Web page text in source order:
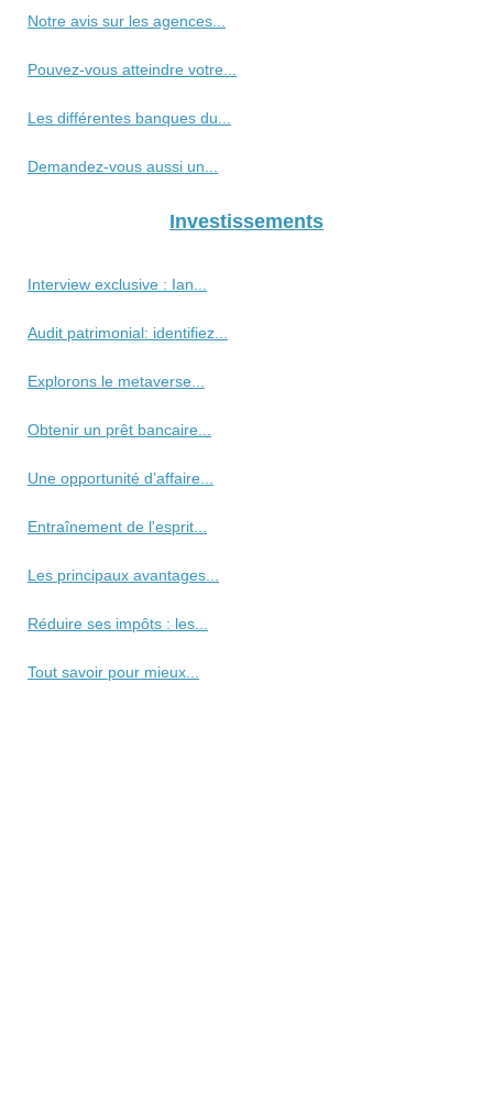
Notre avis sur les agences...
Pouvez-vous atteindre votre...
Les différentes banques du...
Demandez-vous aussi un...
Investissements
Interview exclusive : Ian...
Audit patrimonial: identifiez...
Explorons le metaverse...
Obtenir un prêt bancaire...
Une opportunité d’affaire...
Entraînement de l'esprit...
Les principaux avantages...
Réduire ses impôts : les...
Tout savoir pour mieux...